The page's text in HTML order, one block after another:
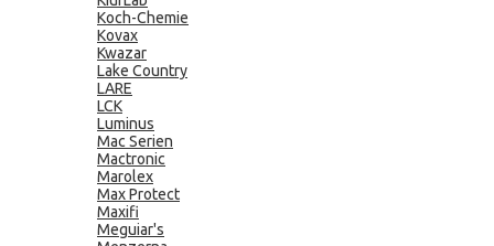
Koch-Chemie
Kovax
Kwazar
Lake Country
LARE
LCK
Luminus
Mac Serien
Mactronic
Marolex
Max Protect
Maxifi
Meguiar's